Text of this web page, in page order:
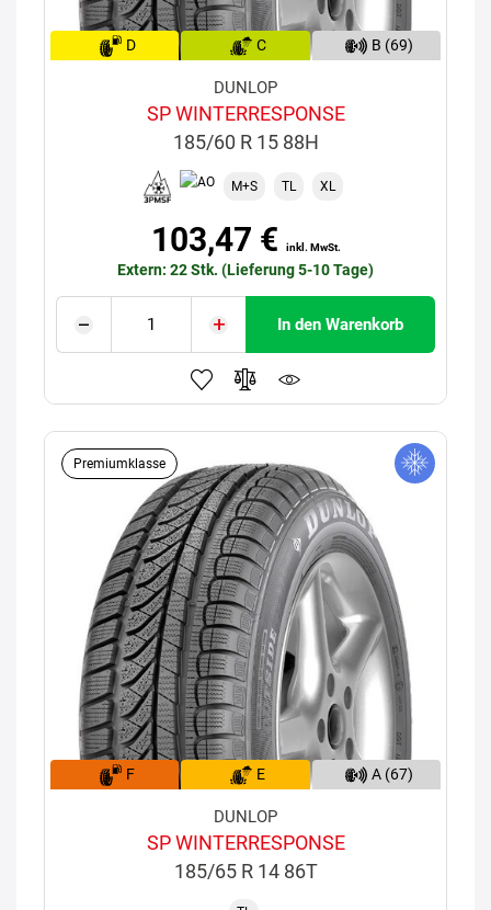
D C B (69)
DUNLOP
SP WINTERRESPONSE
185/60 R 15 88H
M+S TL XL
103,47 € inkl. MwSt.
Extern: 22 Stk. (Lieferung 5-10 Tage)
In den Warenkorb
Premiumklasse
F E A (67)
DUNLOP
SP WINTERRESPONSE
185/65 R 14 86T